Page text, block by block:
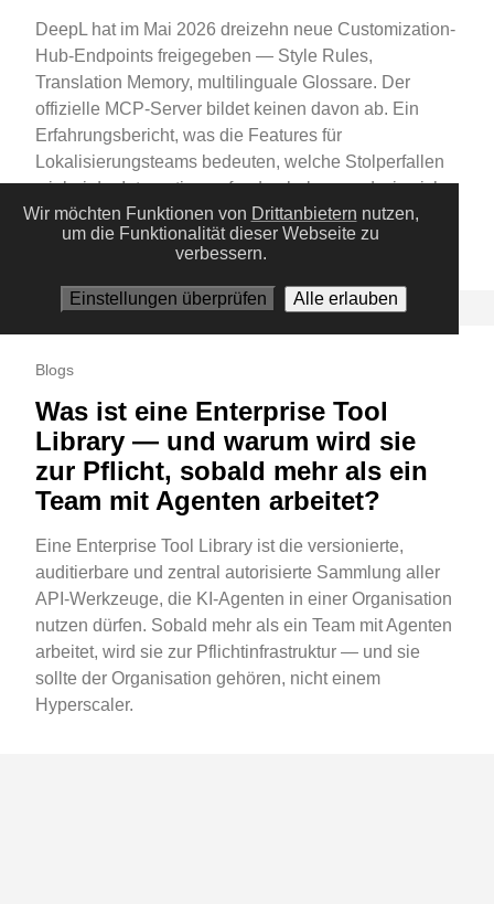
Wir möchten Funktionen von Drittanbietern nutzen,
um die Funktionalität dieser Webseite zu
verbessern.
Einstellungen überprüfen Alle erlauben
DeepL hat im Mai 2026 dreizehn neue Customization-
Hub-Endpoints freigegeben — Style Rules,
Translation Memory, multilinguale Glossare. Der
offizielle MCP-Server bildet keinen davon ab. Ein
Erfahrungsbericht, was die Features für
Lokalisierungsteams bedeuten, welche Stolperfallen
wir bei der Integration gefunden haben, und wie sich
die Lücke mit einer einzelnen DADL-Datei schließen
lässt.
Blogs
Was ist eine Enterprise Tool
Library — und warum wird sie
zur Pflicht, sobald mehr als ein
Team mit Agenten arbeitet?
Eine Enterprise Tool Library ist die versionierte,
auditierbare und zentral autorisierte Sammlung aller
API-Werkzeuge, die KI-Agenten in einer Organisation
nutzen dürfen. Sobald mehr als ein Team mit Agenten
arbeitet, wird sie zur Pflichtinfrastruktur — und sie
sollte der Organisation gehören, nicht einem
Hyperscaler.